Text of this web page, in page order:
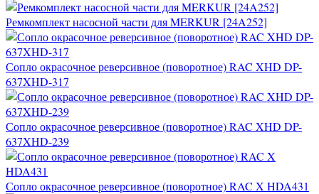
Ремкомплект насосной части для MERKUR [24A252]
Сопло окрасочное реверсивное (поворотное) RAC XHD DP-
637XHD-317
Сопло окрасочное реверсивное (поворотное) RAC XHD DP-
637XHD-239
Сопло окрасочное реверсивное (поворотное) RAC X HDA431